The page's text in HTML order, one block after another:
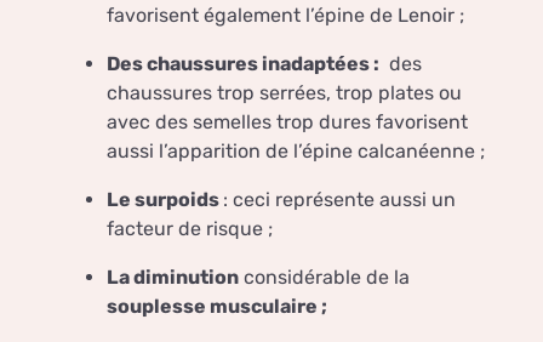
favorisent également l’épine de Lenoir ;
Des chaussures inadaptées : des
chaussures trop serrées, trop plates ou
avec des semelles trop dures favorisent
aussi l’apparition de l’épine calcanéenne ;
Le surpoids : ceci représente aussi un
facteur de risque ;
La diminution considérable de la
souplesse musculaire ;